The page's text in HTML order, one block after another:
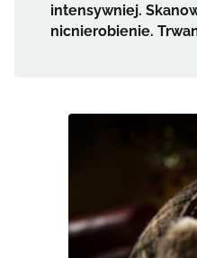
intensywniej.
nicnierobienie.